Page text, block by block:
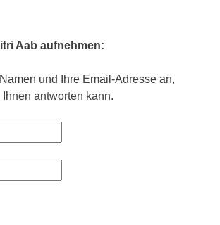
Aab aufnehmen:
und Ihre Email-Adresse an,
antworten kann.